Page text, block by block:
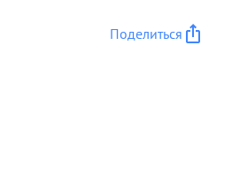
Поделиться